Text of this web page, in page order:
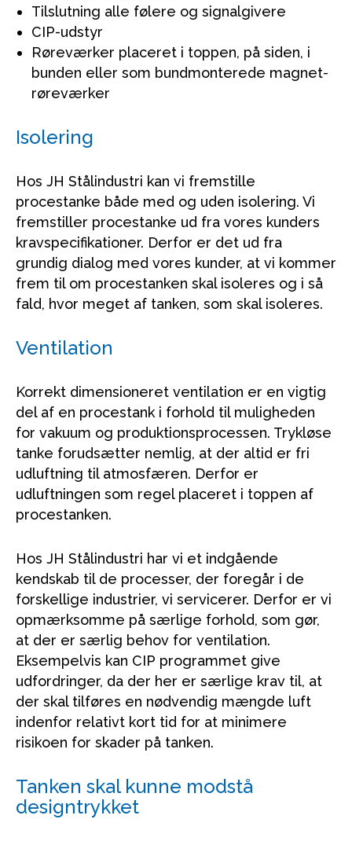
Tilslutning alle følere og signalgivere
CIP-udstyr
Røreværker placeret i toppen, på siden, i
bunden eller som bundmonterede magnet-
røreværker
Isolering
Hos JH Stålindustri kan vi fremstille
procestanke både med og uden isolering. Vi
fremstiller procestanke ud fra vores kunders
kravspecifikationer. Derfor er det ud fra
grundig dialog med vores kunder, at vi kommer
frem til om procestanken skal isoleres og i så
fald, hvor meget af tanken, som skal isoleres.
Ventilation
Korrekt dimensioneret ventilation er en vigtig
del af en procestank i forhold til muligheden
for vakuum og produktionsprocessen. Trykløse
tanke forudsætter nemlig, at der altid er fri
udluftning til atmosfæren. Derfor er
udluftningen som regel placeret i toppen af
procestanken.
Hos JH Stålindustri har vi et indgående
kendskab til de processer, der foregår i de
forskellige industrier, vi servicerer. Derfor er vi
opmærksomme på særlige forhold, som gør,
at der er særlig behov for ventilation.
Eksempelvis kan CIP programmet give
udfordringer, da der her er særlige krav til, at
der skal tilføres en nødvendig mængde luft
indenfor relativt kort tid for at minimere
risikoen for skader på tanken.
Tanken skal kunne modstå
designtrykket